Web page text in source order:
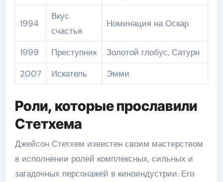
1994
Вкус
счастья
Номинация на Оскар
1999 Преступник
Золотой глобус, Сатурн
2007
Искатель Эмми
Роли, которые прославили
Стетхема
Джейсон Стетхем известен своим мастерством
в исполнении ролей комплексных, сильных и
загадочных персонажей в киноиндустрии. Его